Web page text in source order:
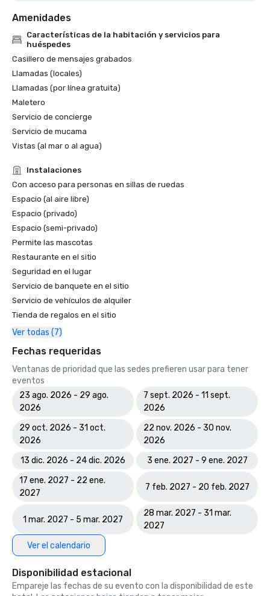
Amenidades
Características de la habitación y servicios para
huéspedes
Casillero de mensajes grabados
Llamadas (locales)
Llamadas (por línea gratuita)
Maletero
Servicio de concierge
Servicio de mucama
Vistas (al mar o al agua)
Instalaciones
Con acceso para personas en sillas de ruedas
Espacio (al aire libre)
Espacio (privado)
Espacio (semi-privado)
Permite las mascotas
Restaurante en el sitio
Seguridad en el lugar
Servicio de banquete en el sitio
Servicio de vehículos de alquiler
Tienda de regalos en el sitio
Ver todas (7)
Fechas requeridas
Ventanas de prioridad que las sedes prefieren usar para tener
eventos
23 ago. 2026 - 29 ago.
2026
7 sept. 2026 - 11 sept.
2026
29 oct. 2026 - 31 oct.
2026
22 nov. 2026 - 30 nov.
2026
13 dic. 2026 - 24 dic. 2026
3 ene. 2027 - 9 ene. 2027
17 ene. 2027 - 22 ene.
2027
7 feb. 2027 - 20 feb. 2027
1 mar. 2027 - 5 mar. 2027
28 mar. 2027 - 31 mar.
2027
Ver el calendario
Disponibilidad estacional
Empareje las fechas de su evento con la disponibilidad de este